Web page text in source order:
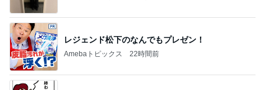
レジェンド松下のなんでもプレゼン！
Amebaトピックス 22時間前